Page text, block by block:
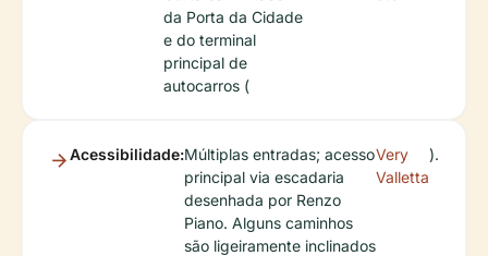
da Porta da Cidade
e do terminal
principal de
autocarros (
Acessibilidade:Múltiplas entradas; acesso
principal via escadaria
desenhada por Renzo
Piano. Alguns caminhos
são ligeiramente inclinados
Very
Valletta
).